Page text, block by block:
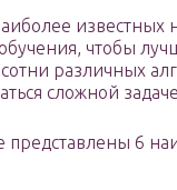
известных
чтобы
различных
сложной
представлены 6